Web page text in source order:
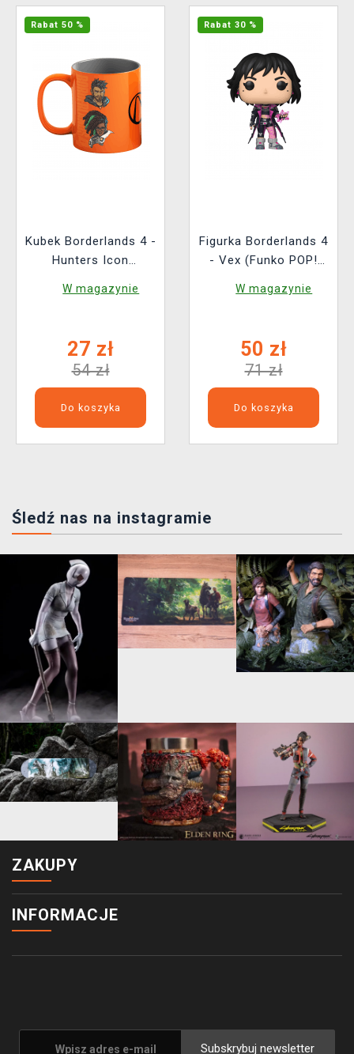
Rabat 50 %
Kubek Borderlands 4 -
Hunters Icon
W magazynie
27 zł
54 zł
Do koszyka
Rabat 30 %
Figurka Borderlands 4
- Vex (Funko POP!
W magazynie
50 zł
71 zł
Do koszyka
Śledź nas na instagramie
ZAKUPY
INFORMACJE
Subskrybuj newsletter